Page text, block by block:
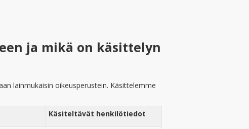
ja mikä on käsittelyn
lainmukaisin oikeusperustein. Käsittelemme
Käsiteltävät henkilötiedot